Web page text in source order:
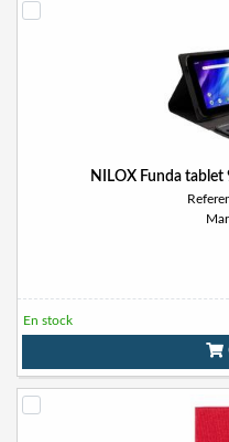
NILOX Funda tablet
En stock